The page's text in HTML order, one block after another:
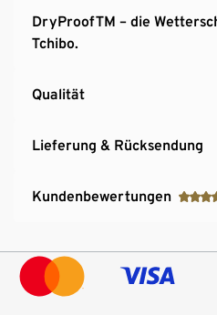
DryProofTM – die
Tchibo.
Qualität
Lieferung & Rücksendung
Kundenbewertungen